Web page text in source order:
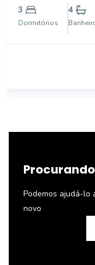
DEMARCADA -
3
Dormitórios
4
Podemos ajudá-lo
novo